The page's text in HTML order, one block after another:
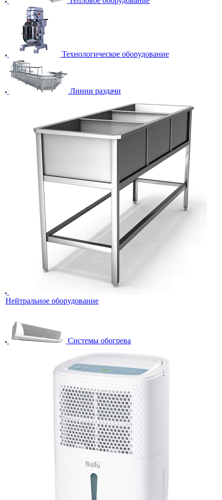
Технологическое оборудование
Линии раздачи
Нейтральное оборудование
Системы обогрева